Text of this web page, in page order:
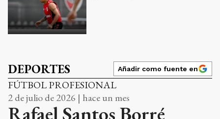
DEPORTES Añadir como fuente en
FÚTBOL PROFESIONAL
2 de julio de 2026 | hace un mes
Rafael Santos Borré